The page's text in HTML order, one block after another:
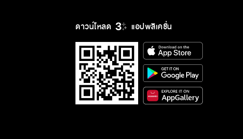
ดาวน์โหลด แอปพลิเคชั่น